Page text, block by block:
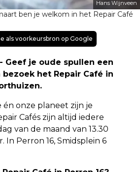
Hans Wijnveen
ben je welkom in het Repair Café
als voorkeursbron op Google
- Geef je oude spullen een
het Repair Café in
onze planeet zijn je
Cafés zijn altijd iedere
van de maand van 13.30
In Perron 16, Smidsplein 6